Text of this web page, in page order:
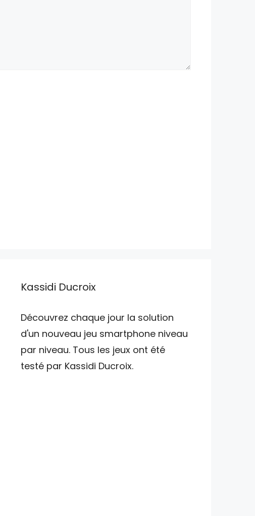
Kassidi Ducroix
Découvrez chaque jour la solution
d'un nouveau jeu smartphone niveau
par niveau. Tous les jeux ont été
testé par Kassidi Ducroix.